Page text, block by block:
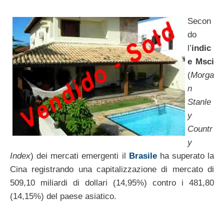
Secon
do
l’indic
e Msci
(Morga
n
Stanle
y
Countr
y
Index) dei mercati emergenti il Brasileha superato la
Cina registrando una capitalizzazione di mercato di
509,10 miliardi di dollari (14,95%) contro i 481,80
(14,15%) del paese asiatico.